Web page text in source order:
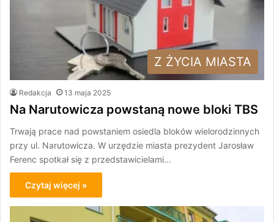
Z ŻYCIA MIASTA
Redakcja 13 maja 2025
Na Narutowicza powstaną nowe bloki TBS
Trwają prace nad powstaniem osiedla bloków wielorodzinnych
przy ul. Narutowicza. W urzędzie miasta prezydent Jarosław
Ferenc spotkał się z przedstawicielami…
Czytaj więcej »